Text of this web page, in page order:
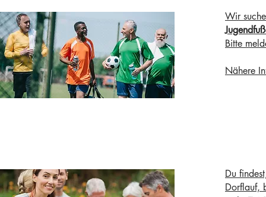
Wir
Bitte
Nähere
Du
Dorflauf,